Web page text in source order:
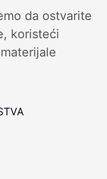
da ostvarite
koristeći